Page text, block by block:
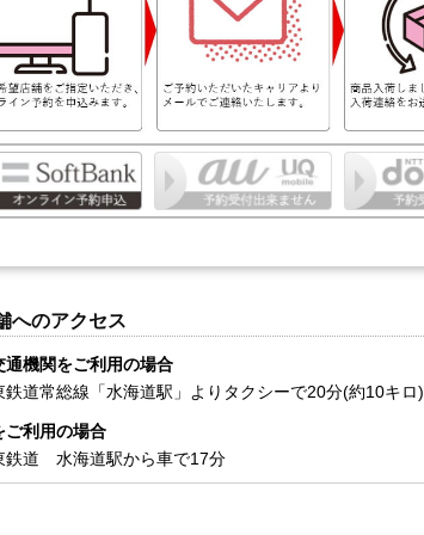
へのアクセス
通機関をご利用の場合
鉄道常総線「水海道駅」よりタクシーで20分(約10キロ)
ご利用の場合
鉄道 水海道駅から車で17分